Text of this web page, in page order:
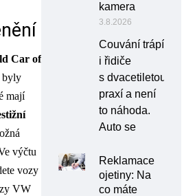
Car of
byly
mají
výčtu
vozy
VW
kamera
3.8.2026
Couvání trápí
i řidiče
s dvacetiletou
praxí a není
to náhoda.
Auto se
Reklamace
ojetiny: Na
co máte